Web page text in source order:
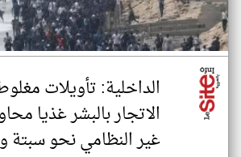
الداخلية: تأويلات
الاتجار بالبشر غذيا
غير النظامي نحو سبتة